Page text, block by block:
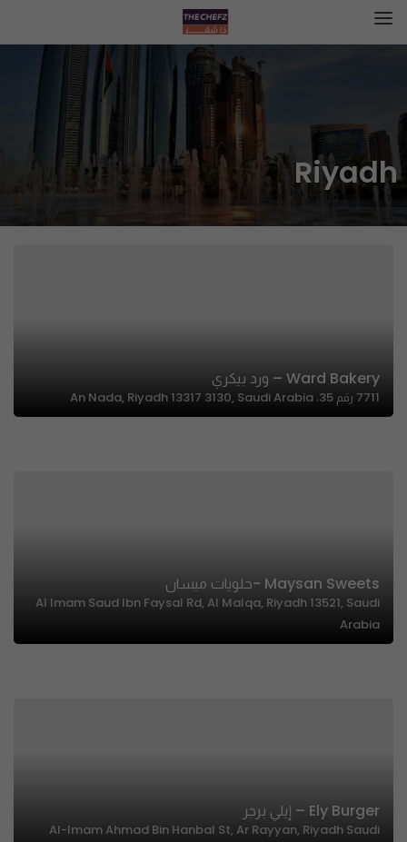
Riyadh
Ward Bakery – ورد بيكري
7711 رقم 35، An Nada, Riyadh 13317 3130, Saudi Arabia
Maysan Sweets -حلويات ميسان
Al Imam Saud Ibn Faysal Rd, Al Malqa, Riyadh 13521, Saudi
Arabia
Ely Burger – إيلي برجر
Al-Imam Ahmad Bin Hanbal St, Ar Rayyan, Riyadh Saudi